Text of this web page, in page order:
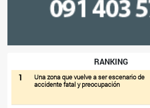
RANKING
1
Una zona que vuelve a ser escenario de
accidente fatal y preocupación